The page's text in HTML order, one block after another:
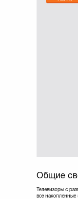
Общие
Телевизоры с
все